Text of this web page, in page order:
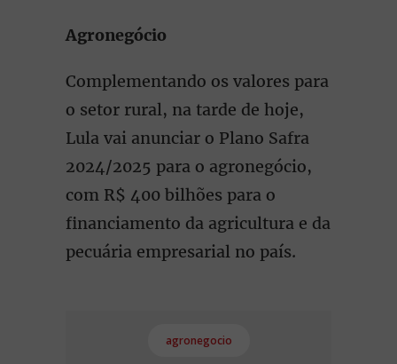
Agronegócio
Complementando os valores para
o setor rural, na tarde de hoje,
Lula vai anunciar o Plano Safra
2024/2025 para o agronegócio,
com R$ 400 bilhões para o
financiamento da agricultura e da
pecuária empresarial no país.
agronegocio